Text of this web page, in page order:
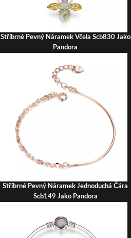
Stříbrné Pevný Náramek Včela Scb830 Jako
Pandora
Stříbrné Pevný Náramek Jednoduchá Čára
Scb149 Jako Pandora